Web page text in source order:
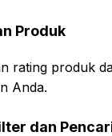
Produk
rating produk
Anda.
dan